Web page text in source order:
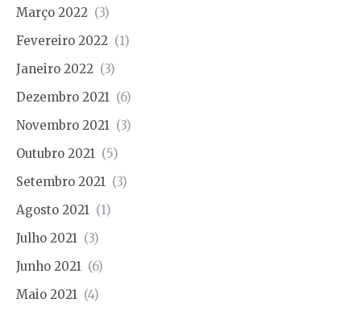
Março 2022 (3)
Fevereiro 2022 (1)
Janeiro 2022 (3)
Dezembro 2021 (6)
Novembro 2021 (3)
Outubro 2021 (5)
Setembro 2021 (3)
Agosto 2021 (1)
Julho 2021 (3)
Junho 2021 (6)
Maio 2021 (4)